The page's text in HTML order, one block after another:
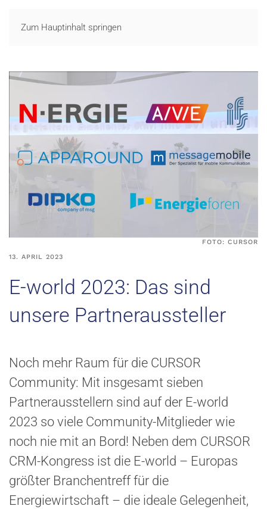
Zum Hauptinhalt springen
FOTO: CURSOR
13. APRIL 2023
E-world 2023: Das sind
unsere Partneraussteller
Noch mehr Raum für die CURSOR
Community: Mit insgesamt sieben
Partnerausstellern sind auf der E-world
2023 so viele Community-Mitglieder wie
noch nie mit an Bord! Neben dem CURSOR
CRM-Kongress ist die E-world – Europas
größter Branchentreff für die
Energiewirtschaft – die ideale Gelegenheit,